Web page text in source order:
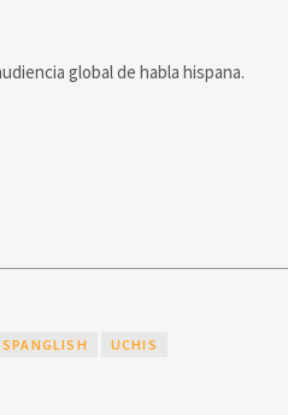
global de habla hispana.
SPANGLISH UCHIS